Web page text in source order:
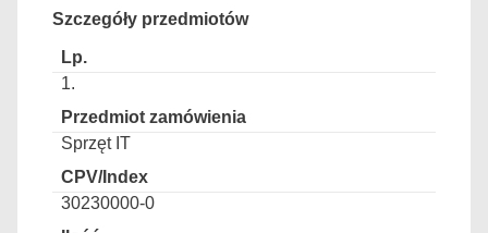
Szczegóły przedmiotów
1.
Sprzęt IT
30230000-0